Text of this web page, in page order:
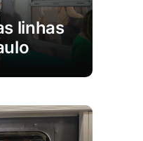
linhas